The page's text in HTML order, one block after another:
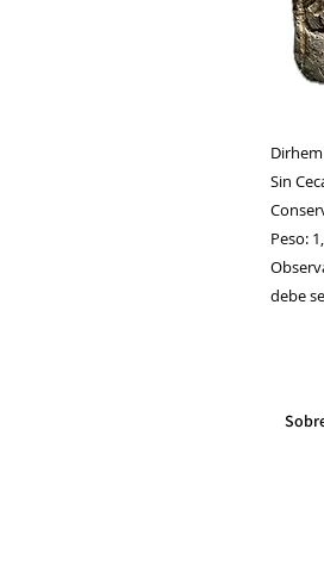
Sin
Peso:
debe